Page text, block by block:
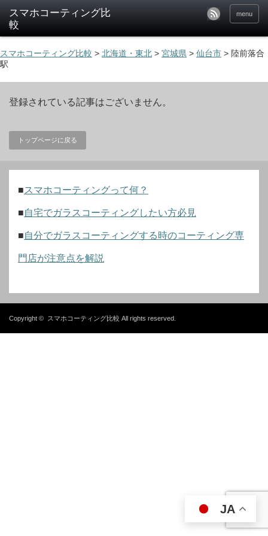
menu
スマホコーティング比較 > 北海道・東北 > 宮城県 > 仙台市 > 陸前落合
駅
登録されている記事はございません。
トップページに戻る
■スマホコーティングって何？
■自宅でガラスコーティングしたい方必見
■自分でガラスコーティングする時のコーティング専
門店が注意点を解説
Copyright © スマホコーティング比較 All rights reserved.
JA